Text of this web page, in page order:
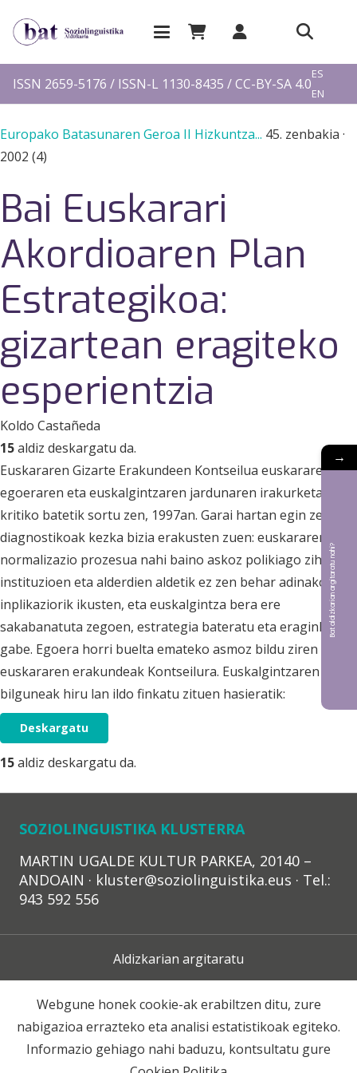
ISSN 2659-5176 / ISSN-L 1130-8435 / CC-BY-SA 4.0
ES
EN
Europako Batasunaren Geroa II Hizkuntza... 45. zenbakia ·
2002 (4)
Bai Euskarari
Akordioaren Plan
Estrategikoa:
gizartean eragiteko
esperientzia
Koldo Castañeda
15aldiz deskargatu da.
Euskararen Gizarte Erakundeen Kontseilua euskararen
egoeraren eta euskalgintzaren jardunaren irakurketa
kritiko batetik sortu zen, 1997an. Garai hartan egin zen
diagnostikoak kezka bizia erakusten zuen: euskararen
normalizazio prozesua nahi baino askoz polikiago zihoan,
instituzioen eta alderdien aldetik ez zen behar adinako
inplikaziorik ikusten, eta euskalgintza bera ere
sakabanatuta zegoen, estrategia bateratu eta eraginkorrik
gabe. Egoera horri buelta emateko asmoz bildu ziren
euskararen erakundeak Kontseilura. Euskalgintzaren
bilguneak hiru lan ildo finkatu zituen hasieratik:
Deskargatu
15aldiz deskargatu da.
SOZIOLINGUISTIKA KLUSTERRA
MARTIN UGALDE KULTUR PARKEA, 20140 –
ANDOAIN · kluster@soziolinguistika.eus · Tel.:
943 592 556
Aldizkarian argitaratu
Lege Oharra
Harpidetza
Webgune honek cookie-ak erabiltzen ditu, zure
nabigazioa errazteko eta analisi estatistikoak egiteko.
Informazio gehiago nahi baduzu, kontsultatu gure
→
Bat aldizkarian argitaratu nahi?